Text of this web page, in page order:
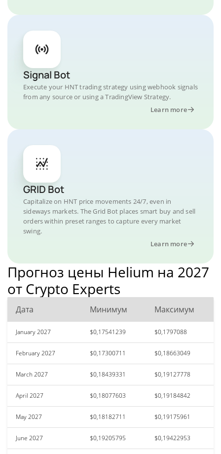
Signal Bot
Execute your HNT trading strategy using webhook signals
from any source or using a TradingView Strategy.
Learn more
GRID Bot
Capitalize on HNT price movements 24/7, even in
sideways markets. The Grid Bot places smart buy and sell
orders within preset ranges to capture every market
swing.
Learn more
Прогноз цены Helium на 2027
от Crypto Experts
Дата Минимум Максимум
January 2027 $0,17541239 $0,1797088
February 2027 $0,17300711 $0,18663049
March 2027 $0,18439331 $0,19127778
April 2027 $0,18077603 $0,19184842
May 2027 $0,18182711 $0,19175961
June 2027 $0,19205795 $0,19422953